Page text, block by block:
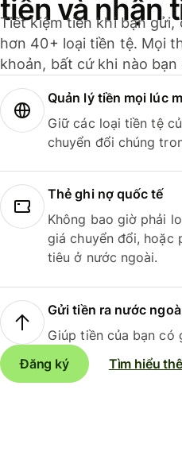
tiền và nhận
Tiết kiệm tiền khi bạn gửi,
hơn 40+ loại tiền tệ. Mọi
khoản, bất cứ khi nào bạn
Quản lý tiền mọi lúc
Giữ các loại tiền tệ
chuyển đổi chúng
Thẻ ghi nợ quốc tế
Không bao giờ phải
giá chuyển đổi, hoặc
tiêu ở nước ngoài.
Gửi tiền ra nước
Giúp tiền của bạn có
Đăng ký
Tìm hiểu